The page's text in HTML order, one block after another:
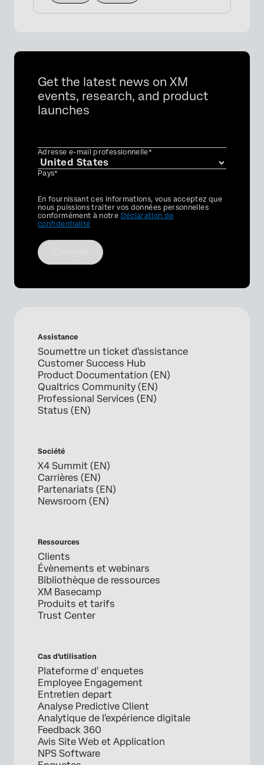
Get the latest news on XM
events, research, and product
launches
Adresse e-mail professionnelle*
Pays*
Privacy
Optin
En fournissant ces informations, vous acceptez que
nous puissions traiter vos données personnelles
conformément à notre Déclaration de
confidentialité
Assistance
Soumettre un ticket d'assistance
Customer Success Hub
Product Documentation (EN)
Qualtrics Community (EN)
Professional Services (EN)
Status (EN)
Société
X4 Summit (EN)
Carrières (EN)
Partenariats (EN)
Newsroom (EN)
Ressources
Clients
Évènements et webinars
Bibliothèque de ressources
XM Basecamp
Produits et tarifs
Trust Center
Cas d’utilisation
Plateforme d' enquetes
Employee Engagement
Entretien depart
Analyse Predictive Client
Analytique de l'expérience digitale
Feedback 360
Avis Site Web et Application
NPS Software